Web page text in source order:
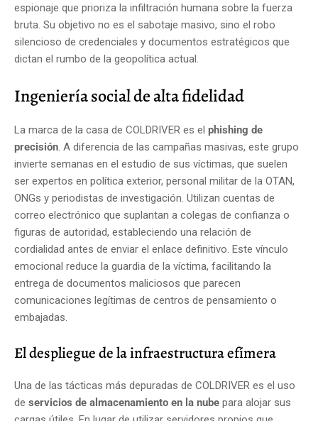
espionaje que prioriza la infiltración humana sobre la fuerza
bruta. Su objetivo no es el sabotaje masivo, sino el robo
silencioso de credenciales y documentos estratégicos que
dictan el rumbo de la geopolítica actual.
Ingeniería social de alta fidelidad
La marca de la casa de COLDRIVER es el phishing de
precisión . A diferencia de las campañas masivas, este grupo
invierte semanas en el estudio de sus víctimas, que suelen
ser expertos en política exterior, personal militar de la OTAN,
ONGs y periodistas de investigación. Utilizan cuentas de
correo electrónico que suplantan a colegas de confianza o
figuras de autoridad, estableciendo una relación de
cordialidad antes de enviar el enlace definitivo. Este vínculo
emocional reduce la guardia de la víctima, facilitando la
entrega de documentos maliciosos que parecen
comunicaciones legítimas de centros de pensamiento o
embajadas.
El despliegue de la infraestructura efímera
Una de las tácticas más depuradas de COLDRIVER es el uso
de servicios de almacenamiento en la nube para alojar sus